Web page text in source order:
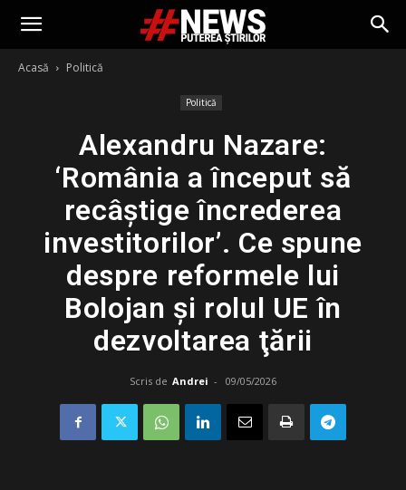
Acasă Politică
Politică
Alexandru Nazare:
‘România a început să
recâştige încrederea
investitorilor’. Ce spune
despre reformele lui
Bolojan şi rolul UE în
dezvoltarea ţării
Scris de Andrei - 09/05/2026